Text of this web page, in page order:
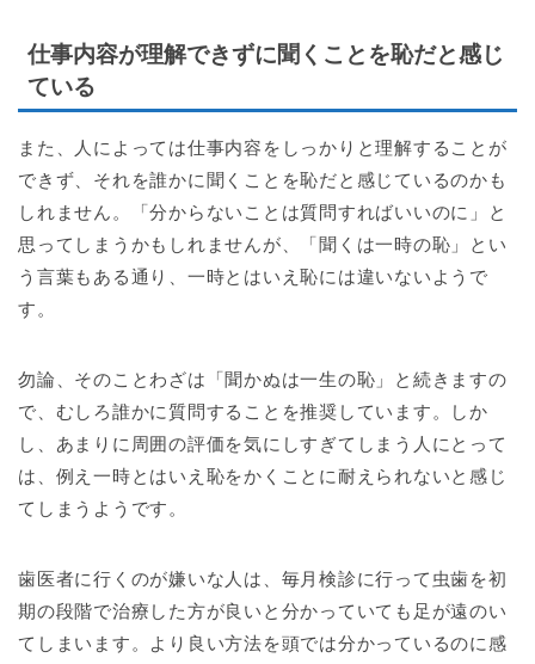
仕事内容が理解できずに聞くことを恥だと感じ
ている
また、人によっては仕事内容をしっかりと理解することが
できず、それを誰かに聞くことを恥だと感じているのかも
しれません。「分からないことは質問すればいいのに」と
思ってしまうかもしれませんが、「聞くは一時の恥」とい
う言葉もある通り、一時とはいえ恥には違いないようで
す。
勿論、そのことわざは「聞かぬは一生の恥」と続きますの
で、むしろ誰かに質問することを推奨しています。しか
し、あまりに周囲の評価を気にしすぎてしまう人にとって
は、例え一時とはいえ恥をかくことに耐えられないと感じ
てしまうようです。
歯医者に行くのが嫌いな人は、毎月検診に行って虫歯を初
期の段階で治療した方が良いと分かっていても足が遠のい
てしまいます。より良い方法を頭では分かっているのに感